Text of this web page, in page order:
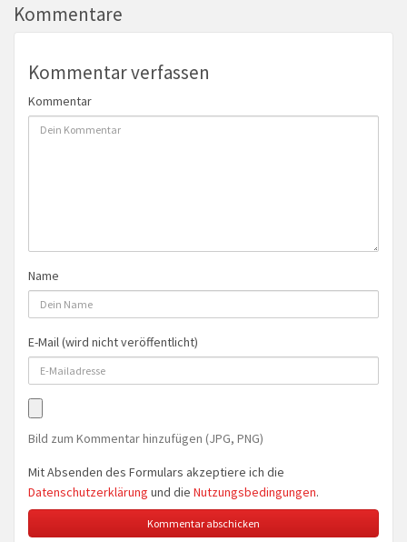
Kommentare
Kommentar verfassen
Kommentar
Name
E-Mail (wird nicht veröffentlicht)
Bild zum Kommentar hinzufügen (JPG, PNG)
Mit Absenden des Formulars akzeptiere ich die
Datenschutzerklärung und die Nutzungsbedingungen.